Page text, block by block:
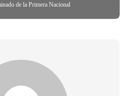
de la Primera Nacional